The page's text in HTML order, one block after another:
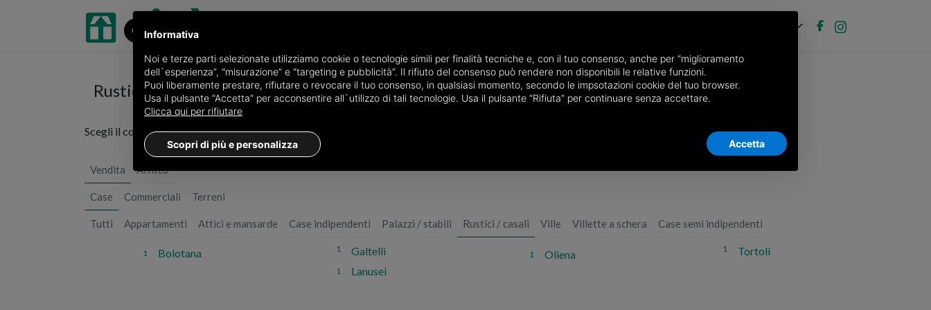
Rustici / casali in vendita in Nuoro
Scegli il comune ovedi tutti i 5 annunci di rustici / casali in provincia di Nuoro
Vendita Affitto
Case Commerciali Terreni
Tutti Appartamenti Attici e mansarde Case indipendenti Palazzi / stabili Rustici / casali Ville Villette a schera Case semi indipendenti
1 Bolotana 1 Galtellì
1 Lanusei
1 Oliena 1 Tortolì
Informativa
Noi e terze parti selezionate utilizziamo cookie o tecnologie simili per finalità tecniche e, con il tuo consenso, anche per “miglioramento
dell`esperienza”, “misurazione” e “targeting e pubblicità”. Il rifiuto del consenso può rendere non disponibili le relative funzioni.
Puoi liberamente prestare, rifiutare o revocare il tuo consenso, in qualsiasi momento, secondo le impsotazioni cookie del tuo browser.
Usa il pulsante “Accetta” per acconsentire all`utilizzo di tali tecnologie. Usa il pulsante “Rifiuta” per continuare senza accettare.
Clicca qui per rifiutare
Scopri di più e personalizza Accetta